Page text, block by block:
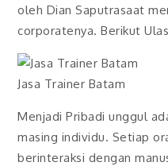
oleh Dian Saputrasaat
corporatenya. Berikut
Jasa Trainer Batam
Menjadi Pribadi unggul
masing individu. Setiap
berinteraksi dengan